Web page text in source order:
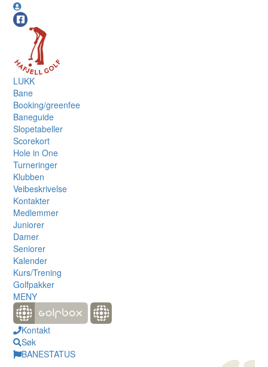
LUKK
Bane
Booking/greenfee
Baneguide
Slopetabeller
Scorekort
Hole in One
Turneringer
Klubben
Veibeskrivelse
Kontakter
Medlemmer
Juniorer
Damer
Seniorer
Kalender
Kurs/Trening
Golfpakker
MENY
Kontakt
Søk
BANESTATUS